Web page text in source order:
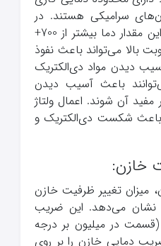
سرامیکی هستند. در
خازن های نوع پلاستیکی این مقدار دما بیشتر از 700+
بالا می‌تواند باعث نفوذ
دیدن مواد دی‌الکتریک
باعث آسیب دیدن
آن شوند. اعمال ولتاژ
شکست دی‌الکتریک و
خازن:
تغییر ظرفیت خازن
نشان می‌دهد. این ضریب
معمولاً به صورت ppm/°C (قسمت در میلیون بر درجه
دمایی خازن را بر روی